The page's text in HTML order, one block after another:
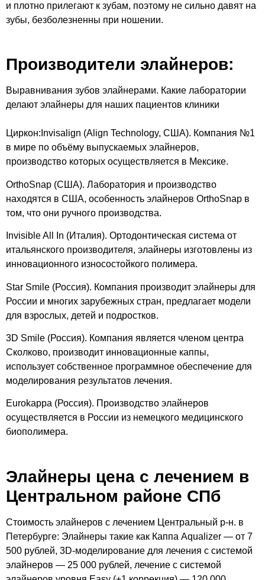
и плотно прилегают к зубам, поэтому не сильно давят на
зубы, безболезненны при ношении.
Производители элайнеров:
Выравнивания зубов элайнерами. Какие лаборатории
делают элайнеры для наших пациентов клиники
Циркон:Invisalign (Align Technology, США). Компания №1
в мире по объёму выпускаемых элайнеров,
производство которых осуществляется в Мексике.
OrthoSnap (США). Лаборатория и производство
находятся в США, особенность элайнеров OrthoSnap в
том, что они ручного производства.
Invisible All In (Италия). Ортодонтическая система от
итальянского производителя, элайнеры изготовлены из
инновационного износостойкого полимера.
Star Smile (Россия). Компания производит элайнеры для
России и многих зарубежных стран, предлагает модели
для взрослых, детей и подростков.
3D Smile (Россия). Компания является членом центра
Сколково, производит инновационные каппы,
использует собственное программное обеспечение для
моделирования результатов лечения.
Eurokappa (Россия). Производство элайнеров
осуществляется в России из немецкого медицинского
биополимера.
Элайнеры цена с лечением в
Центральном районе СПб
Стоимость элайнеров с лечением Центральный р-н. в
Петербурге: Элайнеры такие как Каппа Aqualizer — от 7
500 рублей, 3D-моделирование для лечения с системой
элайнеров — 25 000 рублей, лечение с системой